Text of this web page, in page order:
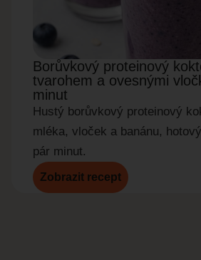
Borůvkový proteinový
tvarohem a ovesnými
minut
Hustý borůvkový proteinový
mléka, vloček a banánu,
pár minut.
Zobrazit recept